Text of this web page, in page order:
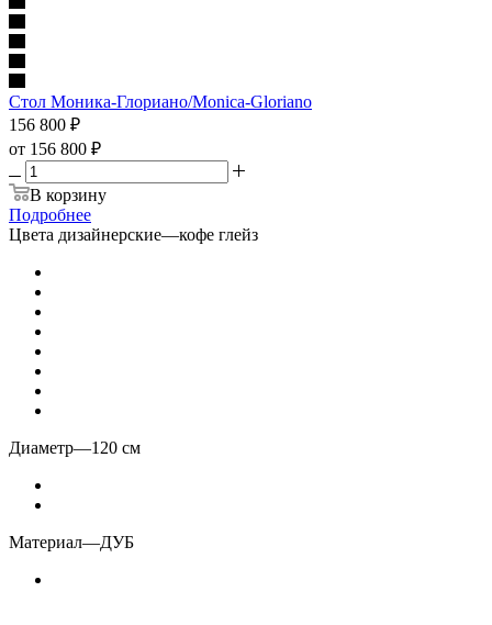
Стол Моника-Глориано/Monica-Gloriano
156 800 ₽
от 156 800 ₽
В корзину
Подробнее
Цвета дизайнерские—кофе глейз
Диаметр—120 см
Материал—ДУБ